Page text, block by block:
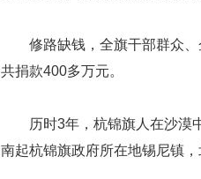
修路缺钱，全旗干部群众
共捐款400多万元。
历时3年，杭锦旗人在沙漠
南起杭锦旗政府所在地锡尼镇